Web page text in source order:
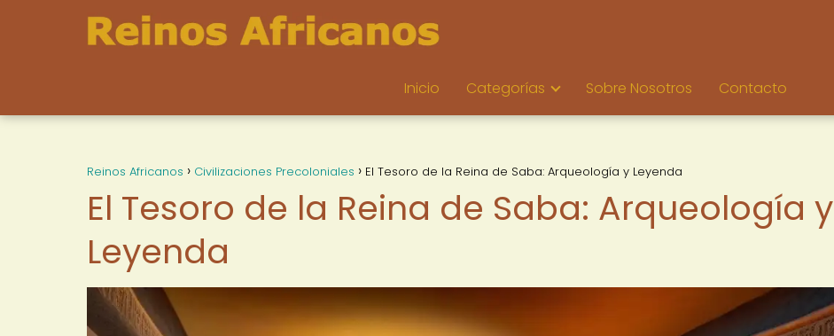
Inicio Categorías Sobre Nosotros Contacto
Reinos Africanos Civilizaciones Precoloniales El Tesoro de la Reina de Saba: Arqueología y Leyenda
El Tesoro de la Reina de Saba: Arqueología y
Leyenda